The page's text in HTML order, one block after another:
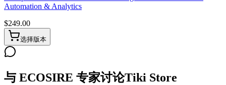
Automation & Analytics
$249.00
选择版本
与 ECOSIRE 专家讨论Tiki Store